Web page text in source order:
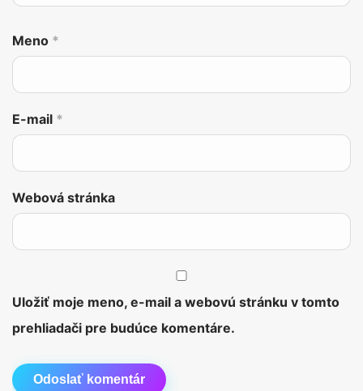
Meno *
E-mail *
Webová stránka
Uložiť moje meno, e-mail a webovú stránku v tomto
prehliadači pre budúce komentáre.